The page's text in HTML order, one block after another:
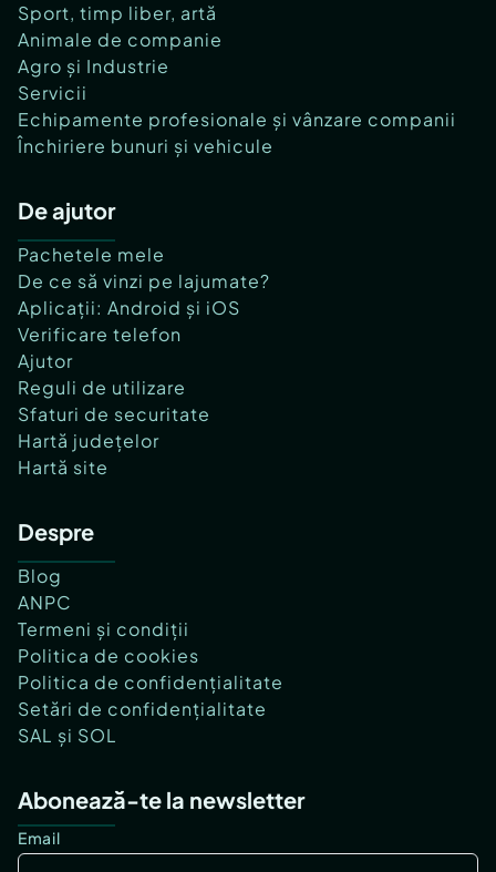
Sport, timp liber, artă
Animale de companie
Agro și Industrie
Servicii
Echipamente profesionale și vânzare companii
Închiriere bunuri și vehicule
De ajutor
Pachetele mele
De ce să vinzi pe lajumate?
Aplicații: Android și iOS
Verificare telefon
Ajutor
Reguli de utilizare
Sfaturi de securitate
Hartă județelor
Hartă site
Despre
Blog
ANPC
Termeni și condiții
Politica de cookies
Politica de confidențialitate
Setări de confidențialitate
SAL și SOL
Abonează-te la newsletter
Email